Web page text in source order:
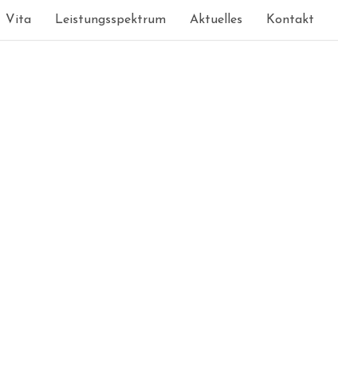
Vita Leistungsspektrum Aktuelles Kontakt